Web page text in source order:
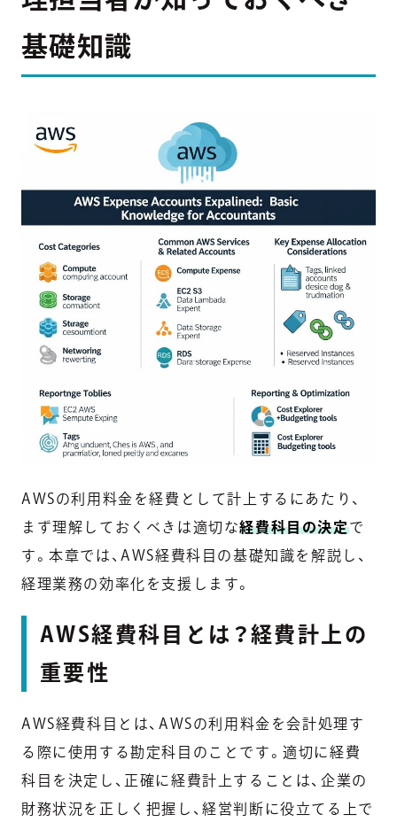
基礎知識
AWSの利用料金を経費として計上するにあたり、
まず理解しておくべきは適切な経費科目の決定で
す。本章では、AWS経費科目の基礎知識を解説し、
経理業務の効率化を支援します。
AWS経費科目とは？経費計上の
重要性
AWS経費科目とは、AWSの利用料金を会計処理す
る際に使用する勘定科目のことです。適切に経費
科目を決定し、正確に経費計上することは、企業の
財務状況を正しく把握し、経営判断に役立てる上で